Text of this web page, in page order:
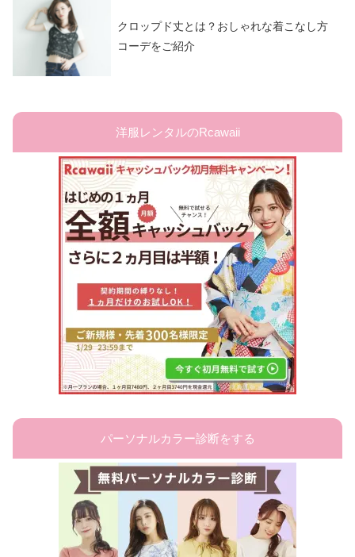
クロップド丈とは？おしゃれな着こなし方
コーデをご紹介
洋服レンタルのRcawaii
パーソナルカラー診断をする